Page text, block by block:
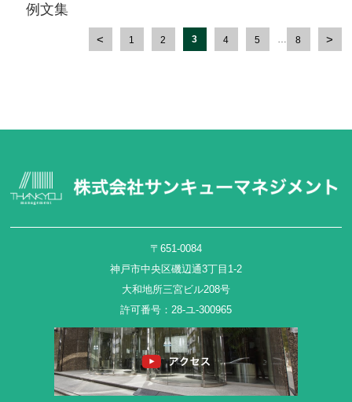
例文集
1 2 3 4 5 … 8
〒651-0084
神戸市中央区磯辺通3丁目1-2
大和地所三宮ビル208号
許可番号：28-ユ-300965